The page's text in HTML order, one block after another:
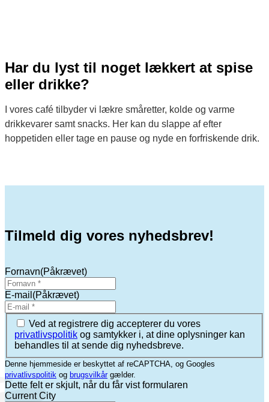
Har du lyst til noget lækkert at spise
eller drikke?
I vores café tilbyder vi lækre småretter, kolde og varme
drikkevarer samt snacks. Her kan du slappe af efter
hoppetiden eller tage en pause og nyde en forfriskende drik.
Tilmeld dig vores nyhedsbrev!
Fornavn(Påkrævet)
E-mail (Påkrævet)
(Påkrævet)
Ved at registrere dig accepterer du vores
privatlivspolitik og samtykker i, at dine oplysninger kan
behandles til at sende dig nyhedsbreve.
Denne hjemmeside er beskyttet af reCAPTCHA, og Googles
privatlivspolitik og brugsvilkårgælder.
Dette felt er skjult, når du får vist formularen
Current City